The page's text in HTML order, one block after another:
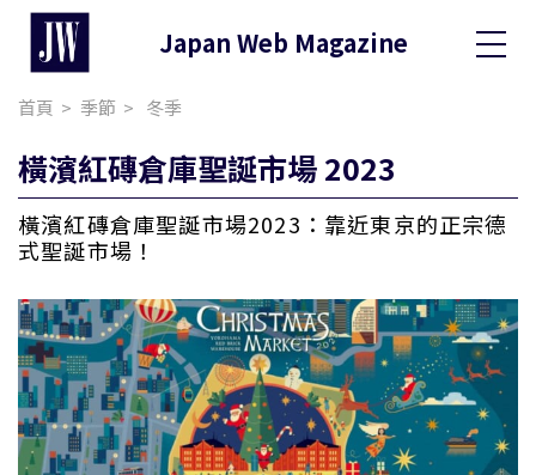
Japan Web Magazine
Toggle
首頁 季節 冬季
橫濱紅磚倉庫聖誕市場 2023
橫濱紅磚倉庫聖誕市場2023：靠近東京的正宗德
式聖誕市場！